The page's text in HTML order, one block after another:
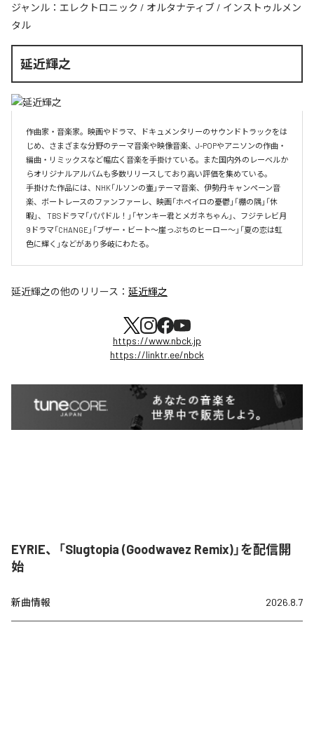
ジャンル： エレクトロニック / オルタナティブ / インストゥルメン
タル
延近輝之
作曲家・音楽家。映画やドラマ、ドキュメンタリーのサウンドトラックをは
じめ、さまざまな分野のテーマ音楽や映像音楽、J-POPやアニソンの作曲・
編曲・リミックスなど幅広く音楽を手掛けている。また国内外のレーベルか
らオリジナルアルバムも多数リリースしており高い評価を集めている。
手掛けた作品には、NHK「ルソンの壷」テーマ音楽、伊勢丹キャンペーン音
楽、ボートレースのファンファーレ、映画「ホペイロの憂鬱」「棚の隅」「休
暇」、 TBSドラマ「パパドル！」「ヤンキー君とメガネちゃん」、フジテレビ月
9ドラマ「CHANGE」「ブザー・ビート～崖っぷちのヒーロー～」「夏の恋は虹
色に輝く」などがあり多岐にわたる。
延近輝之の他のリリース： 延近輝之
https://www.nbck.jp
https://linktr.ee/nbck
EYRIE、「Slugtopia (Goodwavez Remix)」を配信開
始
新曲情報 2026.8.7